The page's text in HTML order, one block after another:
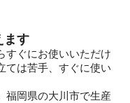
ます
すぐにお使いいただけ
ては苦手、すぐに使い
福岡県の大川市で生産